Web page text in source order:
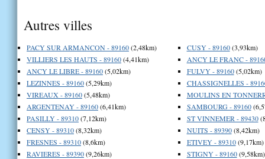
Autres villes
PACY SUR ARMANCON - 89160(2,48km)
VILLIERS LES HAUTS - 89160(4,41km)
ANCY LE LIBRE - 89160(5,02km)
LEZINNES - 89160(5,29km)
VIREAUX - 89160(5,48km)
ARGENTENAY - 89160(6,41km)
PASILLY - 89310(7,12km)
CENSY - 89310(8,32km)
FRESNES - 89310(8,6km)
RAVIERES - 89390(9,26km)
CUSY - 89160(3,93km)
ANCY LE FRANC -
FULVY - 89160(5,02km)
CHASSIGNELLES -
MOULINS EN
SAMBOURG - 89160
ST VINNEMER - 89430
NUITS - 89390(8,42km)
ETIVEY - 89310(9,17km)
STIGNY - 89160(9,58km)